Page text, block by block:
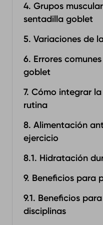
4. Grupos
sentadilla goblet
5. Variaciones de
6. Errores
goblet
7. Cómo integrar
rutina
8. Alimentación
ejercicio
8.1. Hidratación
9. Beneficios para
9.1. Beneficios
disciplinas